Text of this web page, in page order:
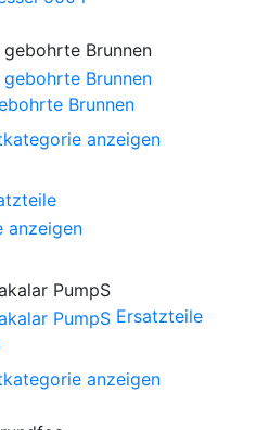
Brunnen
anzeigen
anzeigen
Ersatzteile
anzeigen